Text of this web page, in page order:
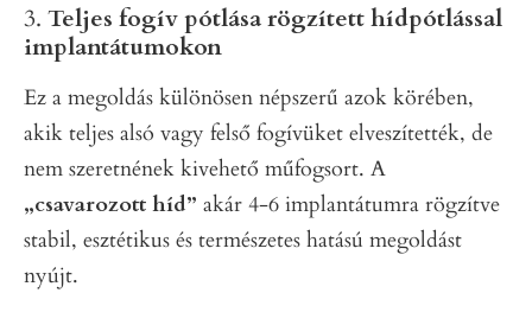
3. Teljes fogív pótlása rögzített hídpótlással
implantátumokon
Ez a megoldás különösen népszerű azok körében,
akik teljes alsó vagy felső fogívüket elveszítették, de
nem szeretnének kivehető műfogsort. A
„csavarozott híd” akár 4-6 implantátumra rögzítve
stabil, esztétikus és természetes hatású megoldást
nyújt.